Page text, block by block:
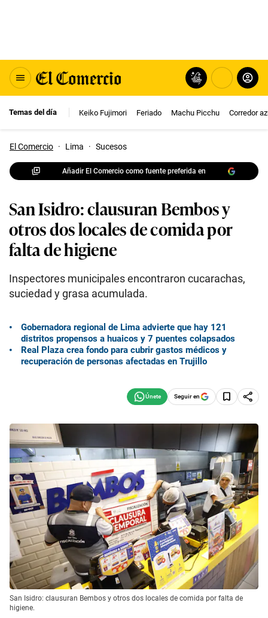
Temas del día Keiko Fujimori Feriado Machu Picchu Corredor
El Comercio · Lima · Sucesos
Añadir El Comercio como fuente preferida en
San Isidro: clausuran Bembos y
otros dos locales de comida por
falta de higiene
Inspectores municipales encontraron cucarachas,
suciedad y grasa acumulada.
Gobernadora regional de Lima advierte que hay 121
distritos propensos a huaicos y 7 puentes colapsados
Real Plaza crea fondo para cubrir gastos médicos y
recuperación de personas afectadas en Trujillo
Seguir en
San Isidro: clausuran Bembos y otros dos locales de comida por falta de
higiene.